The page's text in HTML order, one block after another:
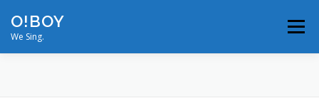
contenu
O!BOY
We Sing.
Menu